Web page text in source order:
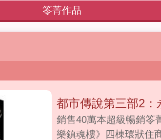
笭菁作品
都市傳說第三部2：
銷售40萬本超級暢銷
樂鎮魂樓》四棟環狀住